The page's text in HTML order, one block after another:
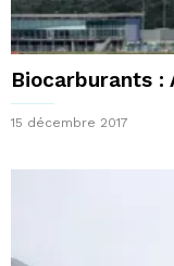
Biocarburants :
15 décembre 2017